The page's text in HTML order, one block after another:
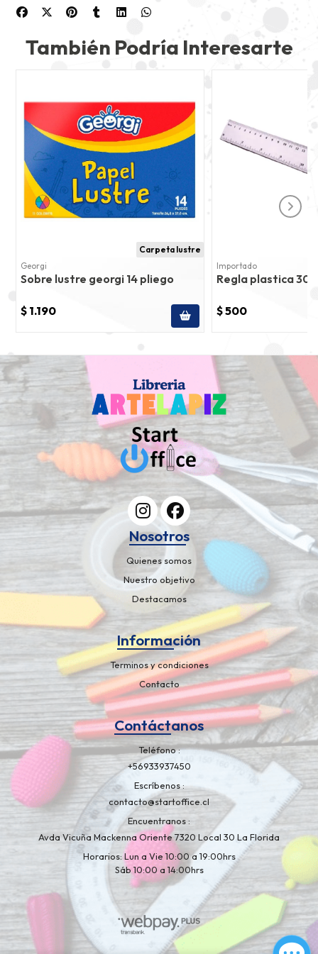
También Podría Interesarte
Carpeta lustre
Georgi
Sobre lustre georgi 14 pliego
$ 1.190
Importado
Regla plastica
$ 500
Nosotros
Quienes somos
Nuestro objetivo
Destacamos
Información
Terminos y condiciones
Contacto
Contáctanos
Teléfono
+56933937450
Escríbenos
contacto@startoffice.cl
Encuentranos
Avda Vicuña Mackenna Oriente 7320 Local 30 La Florida
Horarios: Lun a Vie 10:00 a 19:00hrs
Sáb 10:00 a 14:00hrs